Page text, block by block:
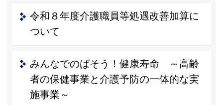
令和８年度介護職員等処遇改善加算に
ついて
みんなでのばそう！健康寿命 ～高齢
者の保健事業と介護予防の一体的な実
施事業～